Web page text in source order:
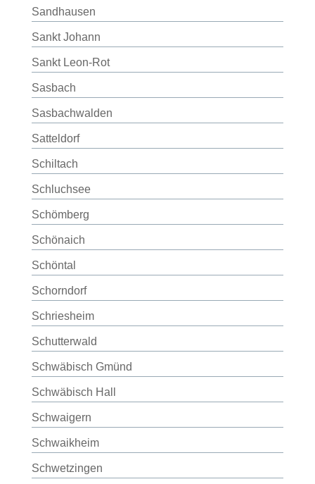
Sandhausen
Sankt Johann
Sankt Leon-Rot
Sasbach
Sasbachwalden
Satteldorf
Schiltach
Schluchsee
Schömberg
Schönaich
Schöntal
Schorndorf
Schriesheim
Schutterwald
Schwäbisch Gmünd
Schwäbisch Hall
Schwaigern
Schwaikheim
Schwetzingen